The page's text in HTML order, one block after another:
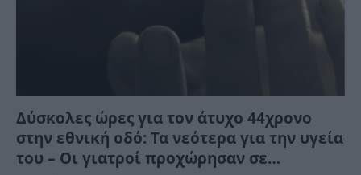
Δύσκολες ώρες για τον άτυχο 44χρονο
στην εθνική οδό: Τα νεότερα για την υγεία
του – Οι γιατροί προχώρησαν σε…